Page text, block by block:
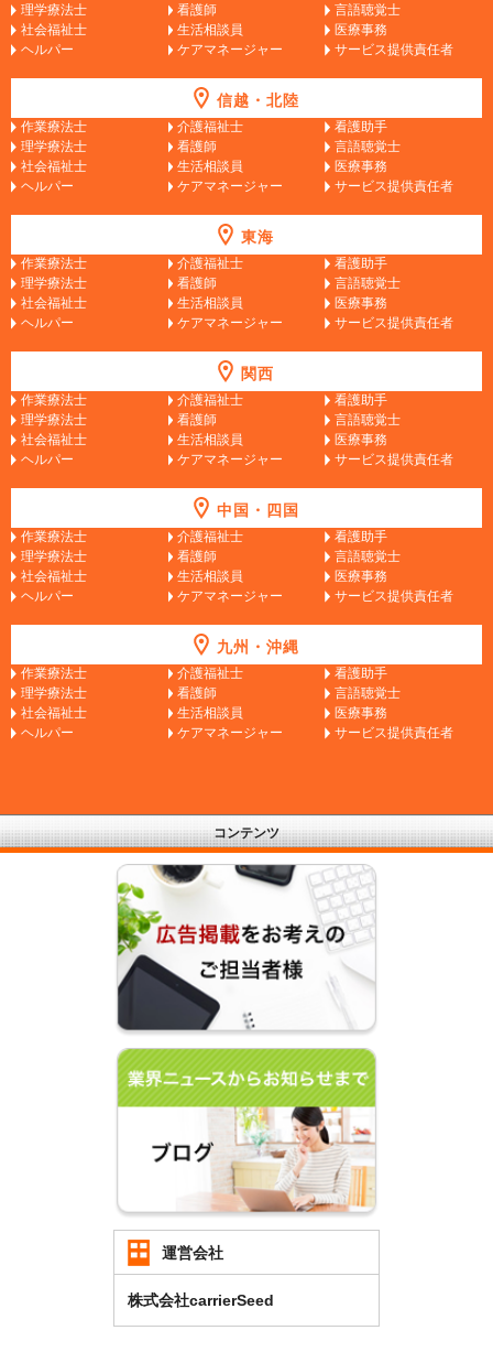
理学療法士
看護師
言語聴覚士
社会福祉士
生活相談員
医療事務
ヘルパー
ケアマネージャー サービス提供責任者
信越・北陸
作業療法士 介護福祉士
看護助手
理学療法士
看護師
言語聴覚士
社会福祉士
生活相談員
医療事務
ヘルパー
ケアマネージャー サービス提供責任者
東海
作業療法士 介護福祉士
看護助手
理学療法士
看護師
言語聴覚士
社会福祉士
生活相談員
医療事務
ヘルパー
ケアマネージャー サービス提供責任者
関西
作業療法士 介護福祉士
看護助手
理学療法士
看護師
言語聴覚士
社会福祉士
生活相談員
医療事務
ヘルパー
ケアマネージャー サービス提供責任者
中国・四国
作業療法士 介護福祉士
看護助手
理学療法士
看護師
言語聴覚士
社会福祉士
生活相談員
医療事務
ヘルパー
ケアマネージャー サービス提供責任者
九州・沖縄
作業療法士 介護福祉士
看護助手
理学療法士
看護師
言語聴覚士
社会福祉士
生活相談員
医療事務
ヘルパー
ケアマネージャー サービス提供責任者
コンテンツ
運営会社
株式会社carrierSeed